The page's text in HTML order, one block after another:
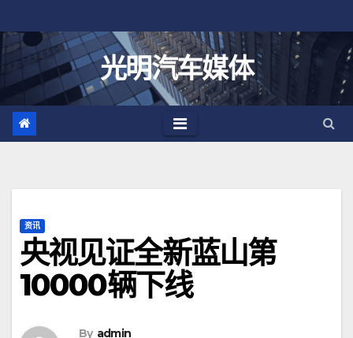
至
光明汽车媒体
资讯
央视见证全新蓝山第
10000辆下线
By admin